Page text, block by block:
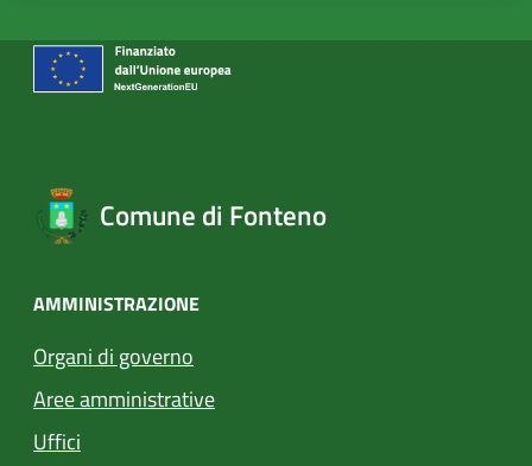
Comune di Fonteno
AMMINISTRAZIONE
Organi di governo
Aree amministrative
Uffici